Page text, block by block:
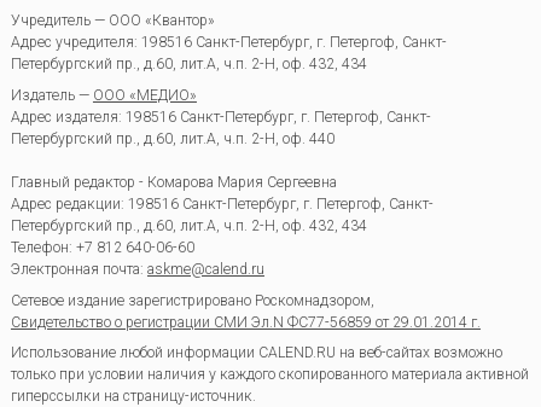
Учредитель — ООО «Квантор»
Адрес учредителя: 198516 Санкт-Петербург, г. Петергоф, Санкт-
Петербургский пр., д.60, лит.А, ч.п. 2-Н, оф. 432, 434
Издатель — ООО «МЕДИО»
Адрес издателя: 198516 Санкт-Петербург, г. Петергоф, Санкт-
Петербургский пр., д.60, лит.А, ч.п. 2-Н, оф. 440
Главный редактор - Комарова Мария Сергеевна
Адрес редакции: 198516 Санкт-Петербург, г. Петергоф, Санкт-
Петербургский пр., д.60, лит.А, ч.п. 2-Н, оф. 432, 434
Телефон: +7 812 640-06-60
Электронная почта: askme@calend.ru
Сетевое издание зарегистрировано Роскомнадзором,
Свидетельство о регистрации СМИ Эл.N ФС77-56859 от 29.01.2014 г.
Использование любой информации CALEND.RU на веб-сайтах возможно
только при условии наличия у каждого скопированного материала активной
гиперссылки на страницу-источник.